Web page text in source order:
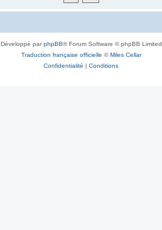
Développé parphpBB® Forum Software © phpBB Limited
Traduction française officielle ©Miles Cellar
Confidentialité | Conditions